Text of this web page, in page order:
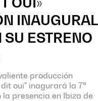
INAUGURAL
ESTRENO
producción
oui" inagurará la 7ª
la presencia en Ibiza de